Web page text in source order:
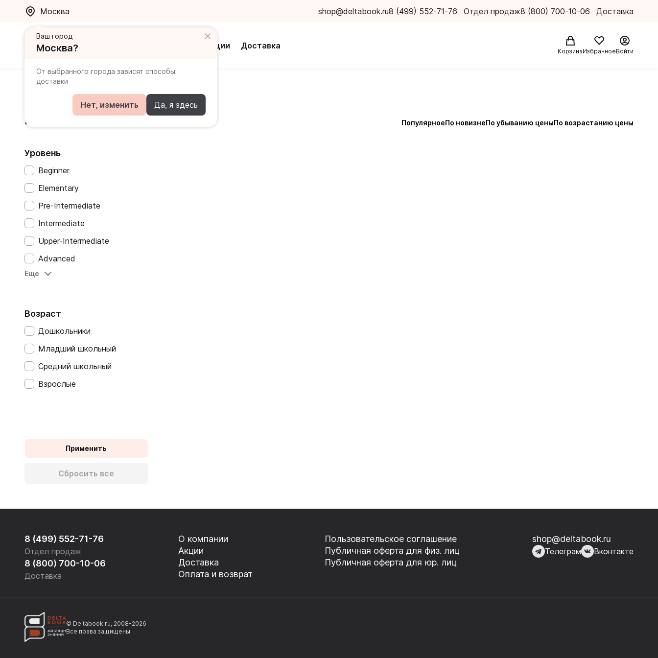
Москва shop@deltabook.ru8 (499) 552-71-76 Отдел продаж8 (800) 700-10-06 Доставка
Акции Доставка
КорзинаИзбранноеВойти
Ваш город
Москва?
От выбранного города зависят способы
доставки
Нет, изменить Да, я здесь
Главная Каталог
First Emotions ПопулярноеПо новизнеПо убыванию ценыПо возрастанию цены
Уровень
Beginner
Elementary
Pre-Intermediate
Intermediate
Upper-Intermediate
Advanced
Неадаптированные
Elementare (A2)
Intermedio (B1)
Intermedio Superiore (B2)
Avanzato (C1)
Introductif (A1)
Autonome (C1)
Einstieg (A1)
Fortgeschrittene (C1)
Acceso (A1)
Plataforma (A2)
Intermedio alto (B2)
Superior (C1)
Еще
Возраст
Дошкольники
Младший школьный
Средний школьный
Взрослые
Применить
Сбросить все
8 (499) 552-71-76
Отдел продаж
8 (800) 700-10-06
Доставка
О компании
Акции
Доставка
Оплата и возврат
Пользовательское соглашение
Публичная оферта для физ. лиц
Публичная оферта для юр. лиц
shop@deltabook.ru
Телеграм Вконтакте
© Deltabook.ru, 2008-2026
Все права защищены